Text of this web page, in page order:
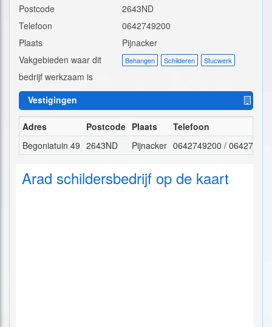
Postcode
2643ND
Telefoon
0642749200
Plaats
Pijnacker
Vakgebieden waar dit
bedrijf werkzaam is
Behangen Schilderen Stucwerk
Vestigingen
Adres Postcode Plaats
Telefoon
Begoniatuin 49 2643ND Pijnacker 0642749200 /
Arad schildersbedrijf op de kaart